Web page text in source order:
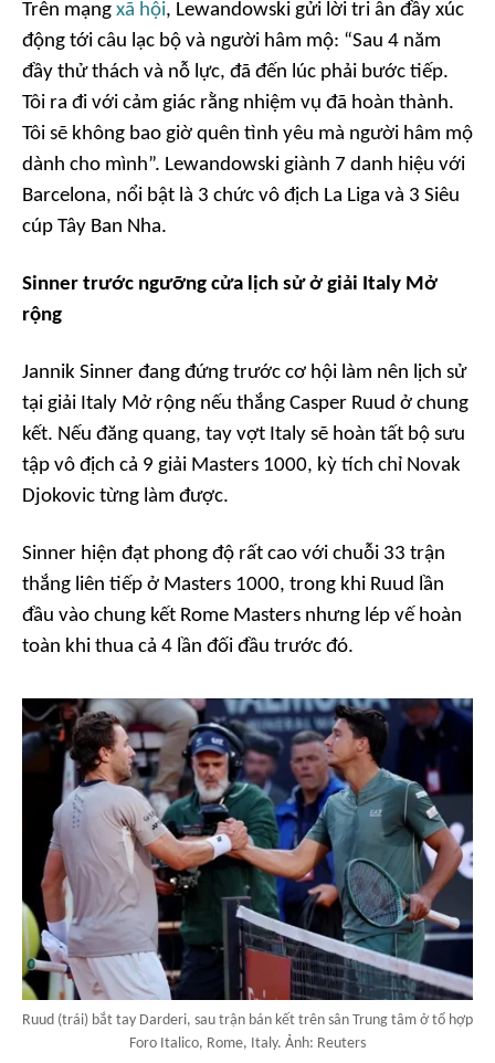
Trên mạng xã hội, Lewandowski gửi lời tri ân đầy xúc
động tới câu lạc bộ và người hâm mộ: “Sau 4 năm
đầy thử thách và nỗ lực, đã đến lúc phải bước tiếp.
Tôi ra đi với cảm giác rằng nhiệm vụ đã hoàn thành.
Tôi sẽ không bao giờ quên tình yêu mà người hâm mộ
dành cho mình”. Lewandowski giành 7 danh hiệu với
Barcelona, nổi bật là 3 chức vô địch La Liga và 3 Siêu
cúp Tây Ban Nha.
Sinner trước ngưỡng cửa lịch sử ở giải Italy Mở
rộng
Jannik Sinner đang đứng trước cơ hội làm nên lịch sử
tại giải Italy Mở rộng nếu thắng Casper Ruud ở chung
kết. Nếu đăng quang, tay vợt Italy sẽ hoàn tất bộ sưu
tập vô địch cả 9 giải Masters 1000, kỳ tích chỉ Novak
Djokovic từng làm được.
Sinner hiện đạt phong độ rất cao với chuỗi 33 trận
thắng liên tiếp ở Masters 1000, trong khi Ruud lần
đầu vào chung kết Rome Masters nhưng lép vế hoàn
toàn khi thua cả 4 lần đối đầu trước đó.
Ruud (trái) bắt tay Darderi, sau trận bán kết trên sân Trung tâm ở tổ hợp
Foro Italico, Rome, Italy. Ảnh: Reuters